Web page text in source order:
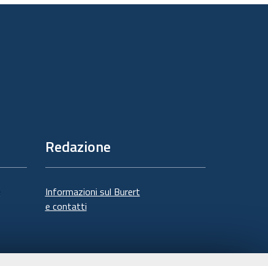
documento
Redazione
Informazioni sul Burert
e contatti